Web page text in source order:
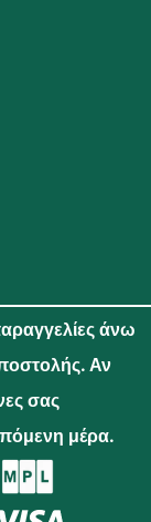
άνω
Αν
σας
μέρα.